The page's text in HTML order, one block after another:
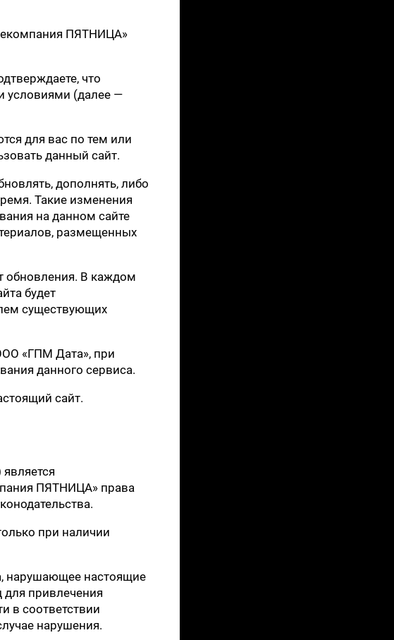
ПЯТНИЦА»
что
условиями (далее —
для вас по тем или
данный сайт.
дополнять, либо
Такие изменения
на данном сайте
размещенных
обновления. В каждом
будет
существующих
«ГПМ Дата», при
данного сервиса.
сайт.
ПЯТНИЦА» права
при наличии
нарушающее настоящие
привлечения
в соответствии
нарушения.